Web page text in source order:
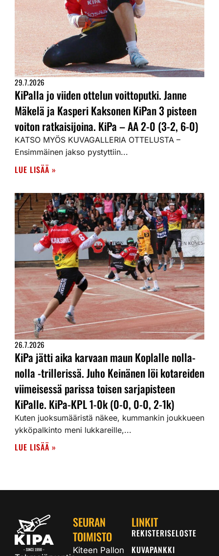
29.7.2026
KiPalla jo viiden ottelun voittoputki. Janne
Mäkelä ja Kasperi Kaksonen KiPan 3 pisteen
voiton ratkaisijoina. KiPa – AA 2-0 (3-2, 6-0)
KATSO MYÖS KUVAGALLERIA OTTELUSTA –
Ensimmäinen jakso pystyttiin...
LUE LISÄÄ »
26.7.2026
KiPa jätti aika karvaan maun Koplalle nolla-
nolla -trillerissä. Juho Keinänen löi kotareiden
viimeisessä parissa toisen sarjapisteen
KiPalle. KiPa-KPL 1-0k (0-0, 0-0, 2-1k)
Kuten juoksumääristä näkee, kummankin joukkueen
ykköpalkinto meni lukkareille,...
LUE LISÄÄ »
SEURAN
TOIMISTO
Kiteen Pallon
LINKIT
REKISTERISELOSTE
KUVAPANKKI